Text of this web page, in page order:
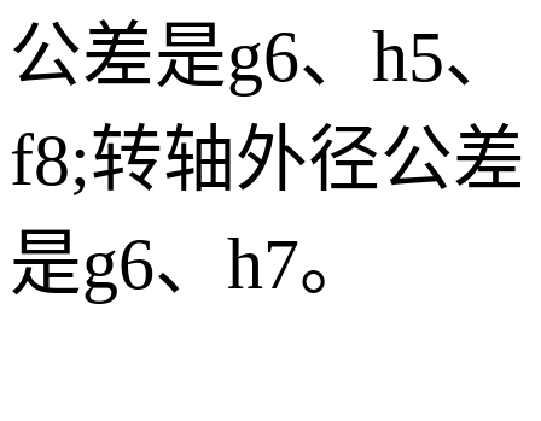
公差是g6、 h5、
f8;转轴外径公差
是g6、 h7。